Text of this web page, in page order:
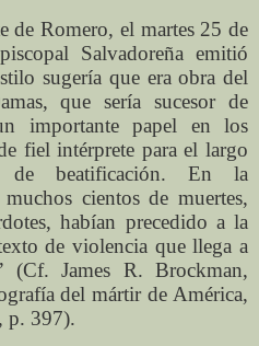
de Romero, el martes 25 de
Salvadoreña emitió
sugería que era obra del
que sería sucesor de
importante papel en los
fiel intérprete para el largo
de beatificación. En la
cientos de muertes,
habían precedido a la
de violencia que llega a
James R. Brockman,
del mártir de América,
p. 397).